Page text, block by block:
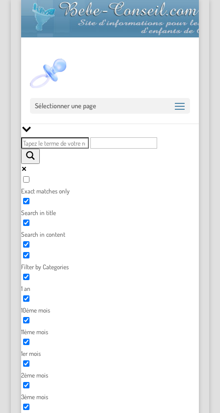
Sélectionner une page
Exact matches only
Search in title
Search in content
Filter by Categories
1 an
10ème mois
11ème mois
1er mois
2ème mois
3ème mois